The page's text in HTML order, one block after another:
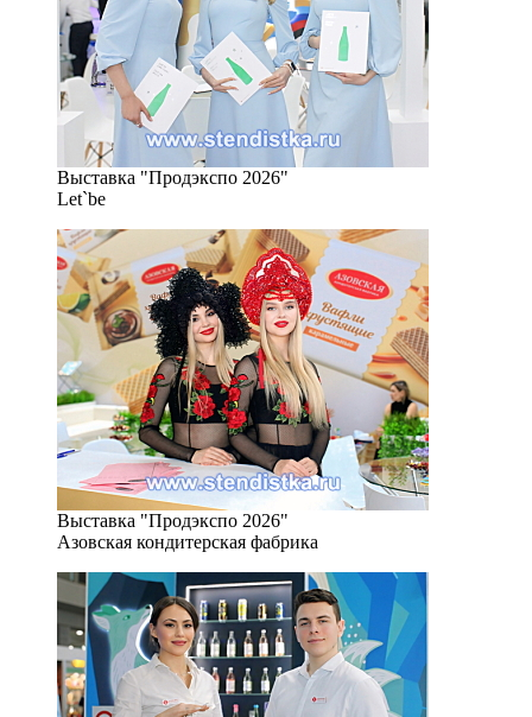
Выставка "Продэкспо 2026"
Let`be
Выставка "Продэкспо 2026"
Азовская кондитерская фабрика